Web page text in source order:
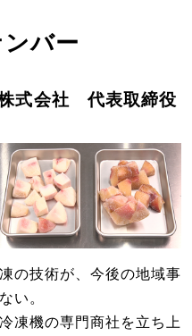
バー
式会社 代表取締役
の技術が、今後の地域事
い。
凍機の専門商社を立ち上